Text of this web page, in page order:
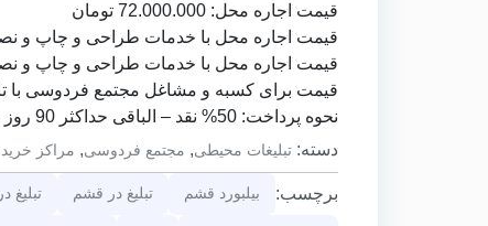
قیمت اجاره محل: 72.000.000 تومان
قیمت اجاره محل با خدمات طراحی و چاپ و
قیمت اجاره محل با خدمات طراحی و چاپ و
قیمت برای کسبه و مشاغل مجتمع فردوسی با تایید مدیریت: 20%
نحوه پرداخت: 50% نقد – الباقی حداکثر 90 روز با چک صیادی
دسته: تبلیغات محیطی, مجتمع فردوسی, مراکز
برچسب: بیلبورد قشم تبلیغ در قشم تبلیغ